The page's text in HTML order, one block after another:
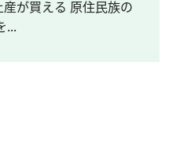
が買える 原住民族の
...